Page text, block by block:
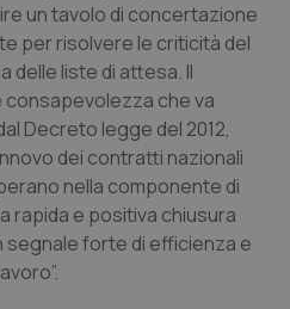
un tavolo di concertazione
per risolvere le criticità del
delle liste di attesa. Il
che va
Decreto legge del 2012,
dei contratti nazionali
nella componente di
rapida e positiva chiusura
forte di efficienza e